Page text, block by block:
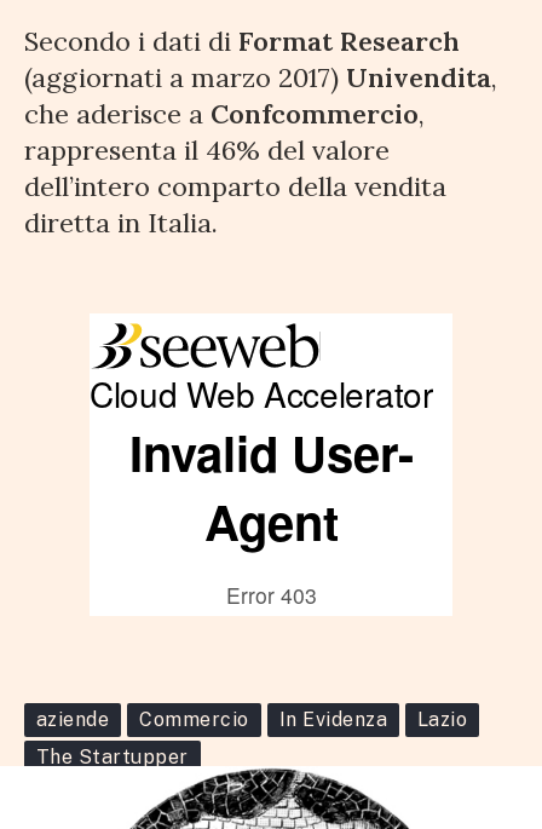
Secondo i dati di Format Research
(aggiornati a marzo 2017) Univendita,
che aderisce a Confcommercio,
rappresenta il 46% del valore
dell’intero comparto della vendita
diretta in Italia.
aziende Commercio In Evidenza
Lazio
The Startupper